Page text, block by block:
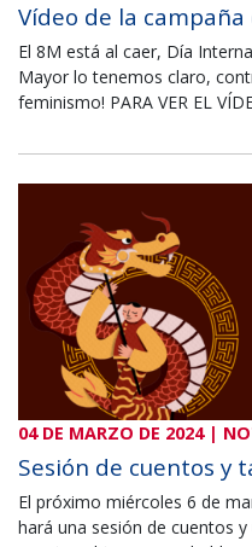
Vídeo de la
El 8M está al caer, Día
Mayor lo tenemos claro,
feminismo! PARA VER EL
04 DE MARZO DE 2024 |
Sesión de cuentos y
El próximo miércoles 6 de
hará una sesión de cuentos